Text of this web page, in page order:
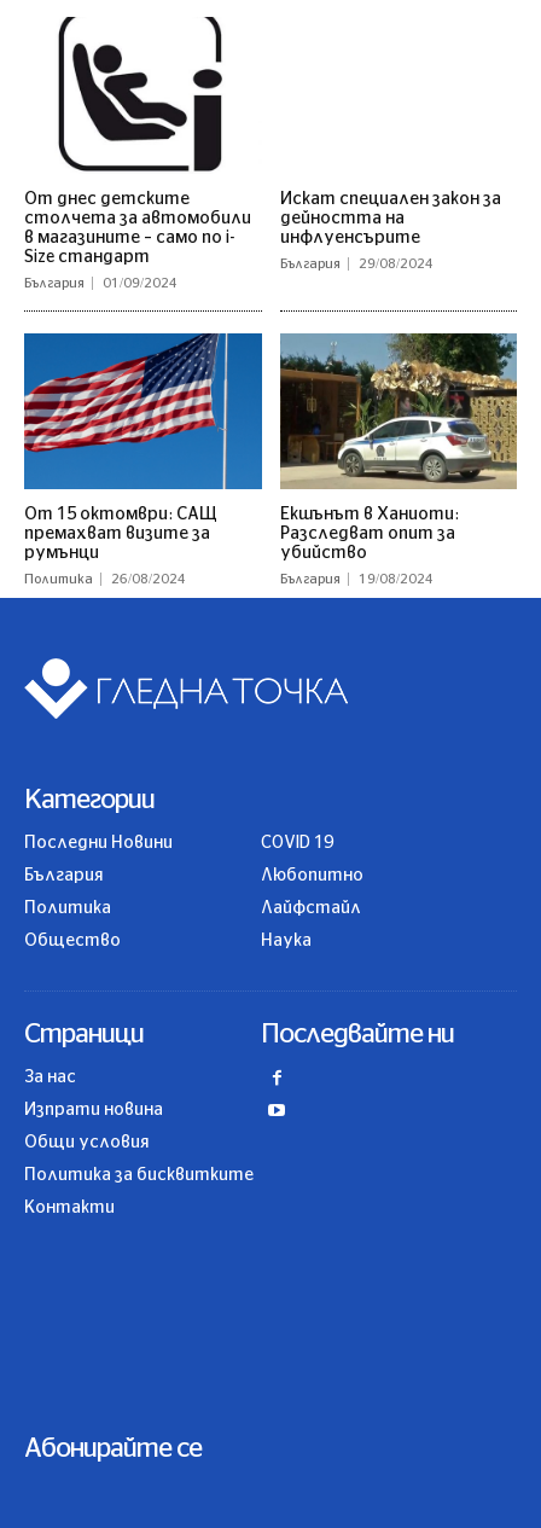
От днес детските
столчета за автомобили
в магазините – само по i-
Size стандарт
България 01/09/2024
Искат специален закон за
дейността на
инфлуенсърите
България 29/08/2024
От 15 октомври: САЩ
премахват визите за
румънци
Политика 26/08/2024
Екшънът в Ханиоти:
Разследват опит за
убийство
България 19/08/2024
Категории
Последни Новини
България
Политика
Общество
COVID 19
Любопитно
Лайфстайл
Наука
Страници
За нас
Изпрати новина
Общи условия
Политика за бисквитките
Контакти
Последвайте ни
Абонирайте се